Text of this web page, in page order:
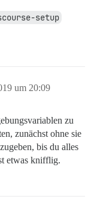
setup
um 20:09
zu
zunächst ohne sie
bis du alles
etwas knifflig.